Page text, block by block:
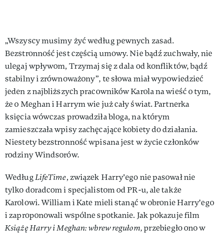
„Wszyscy musimy żyć według pewnych zasad.
Bezstronność jest częścią umowy. Nie bądź zuchwały, nie
ulegaj wpływom, Trzymaj się z dala od konfliktów, bądź
stabilny i zrównoważony”, te słowa miał wypowiedzieć
jeden z najbliższych pracowników Karola na wieść o tym,
że o Meghan i Harrym wie już cały świat. Partnerka
księcia wówczas prowadziła bloga, na którym
zamieszczała wpisy zachęcające kobiety do działania.
Niestety bezstronność wpisana jest w życie członków
rodziny Windsorów.
WedługLifeTime, związek Harry'ego nie pasował nie
tylko doradcom i specjalistom od PR-u, ale także
Karolowi. William i Kate mieli stanąć w obronie Harry'ego
i zaproponowali wspólne spotkanie. Jak pokazuje film
Książę Harry i Meghan: wbrew regułom,przebiegło ono w